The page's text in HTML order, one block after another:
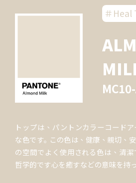
＃Heal
トップは、パントンカラーコード
な色です｡ この色は、健康、親切、
の空間でよく使用される色は、清潔
哲学的です心を癒すなどの意味を持